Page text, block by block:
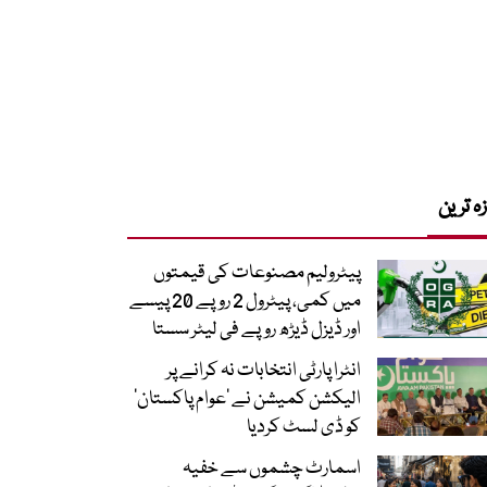
ترین
پیٹرولیم مصنوعات کی قیمتوں
میں کمی، پیٹرول 2 روپے 20 پیسے
اور ڈیزل ڈیڑھ روپے فی لیٹر سستا
انٹرا پارٹی انتخابات نہ کرانے پر
الیکشن کمیشن نے ’عوام پاکستان‘
کو ڈی لسٹ کردیا
اسمارٹ چشموں سے خفیہ